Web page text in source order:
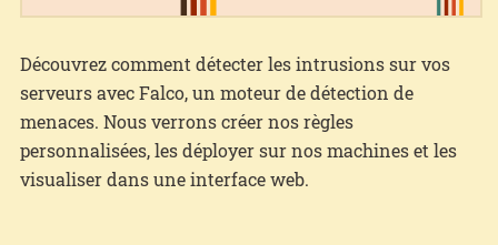
Découvrez comment détecter les intrusions sur vos
serveurs avec Falco, un moteur de détection de
menaces. Nous verrons créer nos règles
personnalisées, les déployer sur nos machines et les
visualiser dans une interface web.